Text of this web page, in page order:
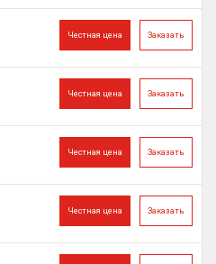
Заказать
Честная цена
Заказать
Честная цена
Заказать
Честная цена
Заказать
Честная цена